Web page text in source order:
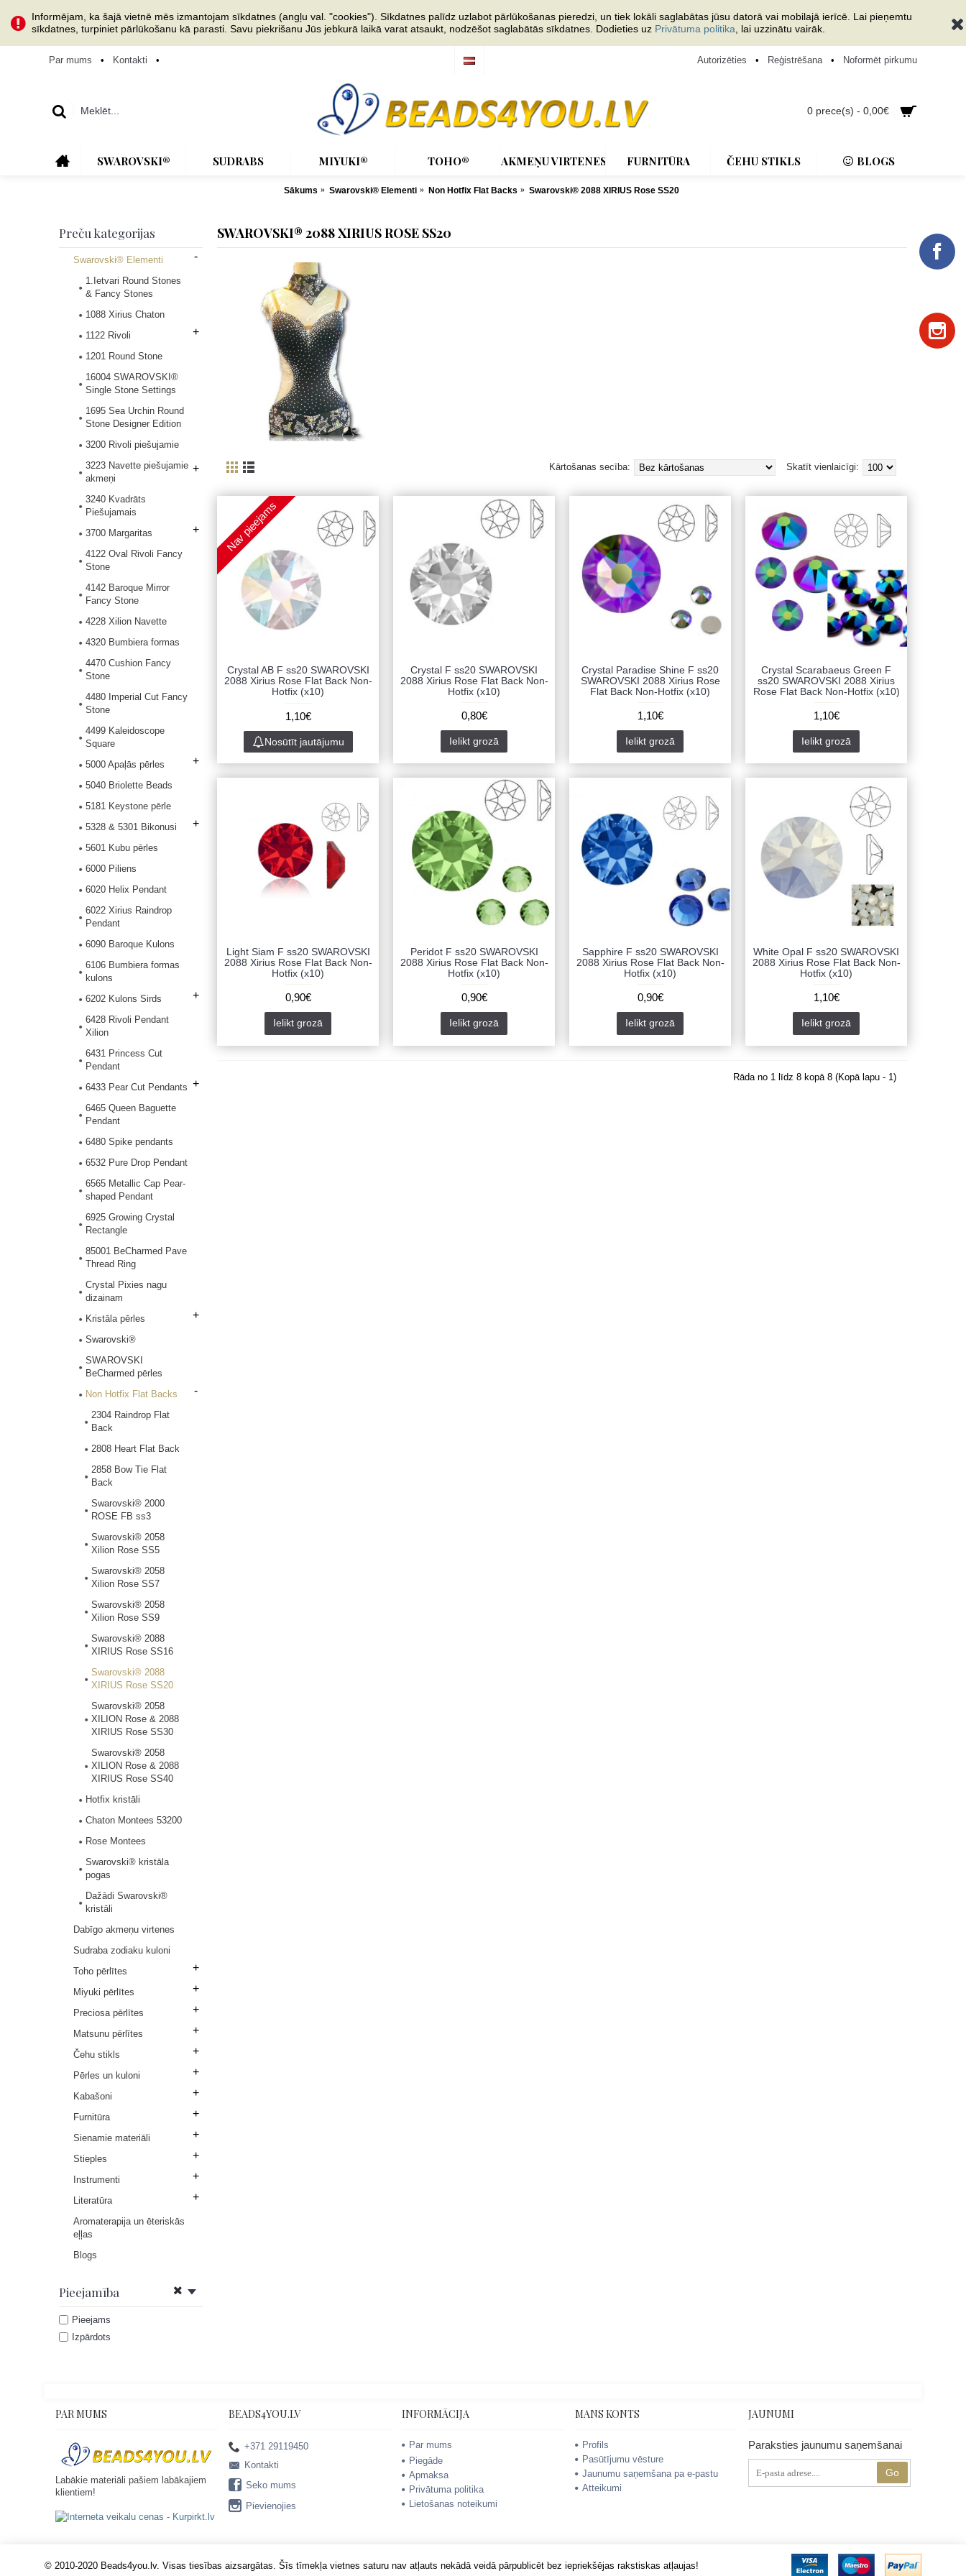
Informējam, ka šajā vietnē mēs izmantojam sīkdatnes (angļu val. "cookies"). Sīkdatnes palīdz uzlabot pārlūkošanas pieredzi, un tiek lokāli saglabātas jūsu datorā vai mobilajā ierīcē. Lai pieņemtu
sīkdatnes, turpiniet pārlūkošanu kā parasti. Savu piekrišanu Jūs jebkurā laikā varat atsaukt, nodzēšot saglabātās sīkdatnes. Dodieties uz Privātuma politika , lai uzzinātu vairāk.
Par mums • Kontakti • Autorizēties • Reģistrēšana • Noformēt pirkumu
0 prece(s) - 0,00€
SWAROVSKI® SUDRABS MIYUKI® TOHO® AKMEŅU VIRTENES FURNITŪRA ČEHU STIKLS BLOGS
Sākums Swarovski® Elementi Non Hotfix Flat Backs Swarovski® 2088 XIRIUS Rose SS20
Preču kategorijas
Swarovski® Elementi -
1.Ietvari Round Stones
& Fancy Stones
1088 Xirius Chaton
1122 Rivoli
+
1201 Round Stone
16004 SWAROVSKI®
Single Stone Settings
1695 Sea Urchin Round
Stone Designer Edition
3200 Rivoli piešujamie
3223 Navette piešujamie
akmeņi
+
3240 Kvadrāts
Piešujamais
3700 Margaritas
+
4122 Oval Rivoli Fancy
Stone
4142 Baroque Mirror
Fancy Stone
4228 Xilion Navette
4320 Bumbiera formas
4470 Cushion Fancy
Stone
4480 Imperial Cut Fancy
Stone
4499 Kaleidoscope
Square
5000 Apaļās pērles
+
5040 Briolette Beads
5181 Keystone pērle
5328 & 5301 Bikonusi
+
5601 Kubu pērles
6000 Piliens
6020 Helix Pendant
6022 Xirius Raindrop
Pendant
6090 Baroque Kulons
6106 Bumbiera formas
kulons
6202 Kulons Sirds
+
6428 Rivoli Pendant
Xilion
6431 Princess Cut
Pendant
6433 Pear Cut Pendants +
6465 Queen Baguette
Pendant
6480 Spike pendants
6532 Pure Drop Pendant
6565 Metallic Cap Pear-
shaped Pendant
6925 Growing Crystal
Rectangle
85001 BeCharmed Pave
Thread Ring
Crystal Pixies nagu
dizainam
Kristāla pērles
+
Swarovski®
SWAROVSKI
BeCharmed pērles
Non Hotfix Flat Backs
-
2304 Raindrop Flat
Back
2808 Heart Flat Back
2858 Bow Tie Flat
Back
Swarovski® 2000
ROSE FB ss3
Swarovski® 2058
Xilion Rose SS5
Swarovski® 2058
Xilion Rose SS7
Swarovski® 2058
Xilion Rose SS9
Swarovski® 2088
XIRIUS Rose SS16
Swarovski® 2088
XIRIUS Rose SS20
Swarovski® 2058
XILION Rose & 2088
XIRIUS Rose SS30
Swarovski® 2058
XILION Rose & 2088
XIRIUS Rose SS40
Hotfix kristāli
Chaton Montees 53200
Rose Montees
Swarovski® kristāla
pogas
Dažādi Swarovski®
kristāli
Dabīgo akmeņu virtenes
Sudraba zodiaku kuloni
Toho pērlītes
+
Miyuki pērlītes +
Preciosa pērlītes +
Matsunu pērlītes +
Čehu stikls +
Pērles un kuloni +
Kabašoni +
Furnitūra +
Sienamie materiāli +
Stieples +
Instrumenti +
Literatūra +
Aromaterapija un ēteriskās
eļļas
Blogs
Pieejamība
Pieejams
Izpārdots
SWAROVSKI® 2088 XIRIUS ROSE SS20
Skatīt vienlaicīgi:
Kārtošanas secība:
Nav pieejams
Crystal AB F ss20 SWAROVSKI
2088 Xirius Rose Flat Back Non-
Hotfix (x10)
1,10€
Nosūtīt jautājumu
Crystal F ss20 SWAROVSKI
2088 Xirius Rose Flat Back Non-
Hotfix (x10)
0,80€
Ielikt grozā
Crystal Paradise Shine F ss20
SWAROVSKI 2088 Xirius Rose
Flat Back Non-Hotfix (x10)
1,10€
Ielikt grozā
Crystal Scarabaeus Green F
ss20 SWAROVSKI 2088 Xirius
Rose Flat Back Non-Hotfix (x10)
1,10€
Ielikt grozā
Light Siam F ss20 SWAROVSKI
2088 Xirius Rose Flat Back Non-
Hotfix (x10)
0,90€
Ielikt grozā
Peridot F ss20 SWAROVSKI
2088 Xirius Rose Flat Back Non-
Hotfix (x10)
0,90€
Ielikt grozā
Sapphire F ss20 SWAROVSKI
2088 Xirius Rose Flat Back Non-
Hotfix (x10)
0,90€
Ielikt grozā
White Opal F ss20 SWAROVSKI
2088 Xirius Rose Flat Back Non-
Hotfix (x10)
1,10€
Ielikt grozā
Rāda no 1 līdz 8 kopā 8 (Kopā lapu - 1)
PAR MUMS
Labākie materiāli pašiem labākajiem
klientiem!
BEADS4YOU.LV
+371 29119450
Kontakti
Seko mums
Pievienojies
INFORMĀCIJA
Par mums
Piegāde
Apmaksa
Privātuma politika
Lietošanas noteikumi
MANS KONTS
Profils
Pasūtījumu vēsture
Jaunumu saņemšana pa e-pastu
Atteikumi
JAUNUMI
Paraksties jaunumu saņemšanai
Go
© 2010-2020 Beads4you.lv. Visas tiesības aizsargātas. Šīs tīmekļa vietnes saturu nav atļauts nekādā veidā pārpublicēt bez iepriekšējas rakstiskas atļaujas!